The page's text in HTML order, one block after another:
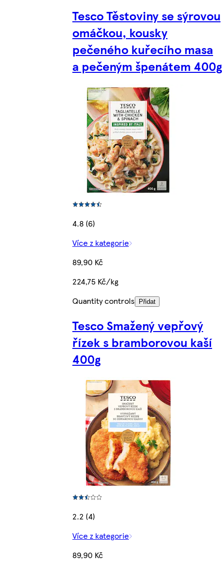
Tesco Těstoviny se sýrovou
omáčkou, kousky
pečeného kuřecího masa
a pečeným špenátem 400g
4.8 (6)
Více z kategorie
89,90 Kč
224,75 Kč/kg
Quantity controls
Přidat
Tesco Smažený vepřový
řízek s bramborovou kaší
400g
2.2 (4)
Více z kategorie
89,90 Kč